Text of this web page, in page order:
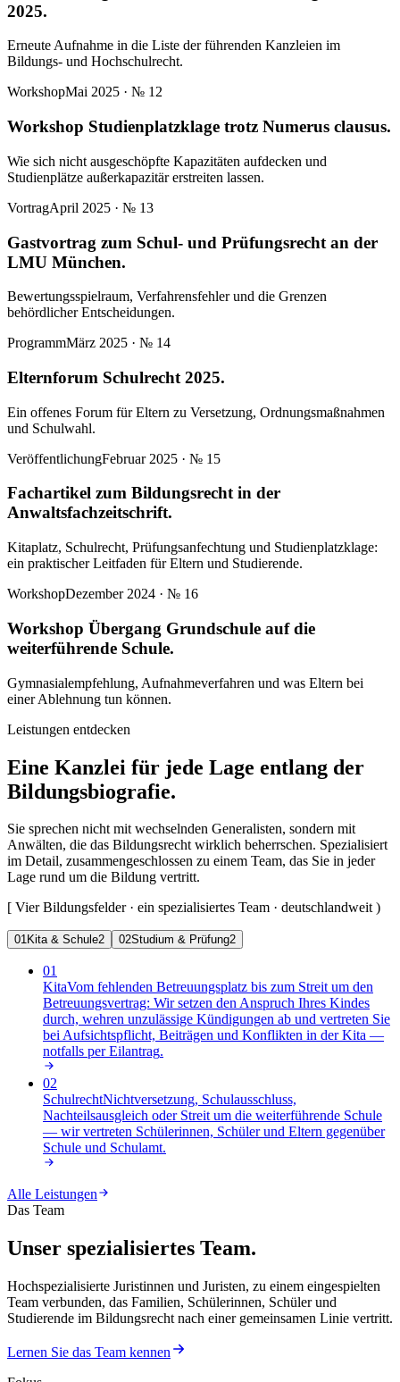
2025.
Erneute Aufnahme in die Liste der führenden Kanzleien im
Bildungs- und Hochschulrecht.
WorkshopMai 2025 · № 12
Workshop Studienplatzklage trotz Numerus clausus.
Wie sich nicht ausgeschöpfte Kapazitäten aufdecken und
Studienplätze außerkapazitär erstreiten lassen.
VortragApril 2025 · № 13
Gastvortrag zum Schul- und Prüfungsrecht an der
LMU München.
Bewertungsspielraum, Verfahrensfehler und die Grenzen
behördlicher Entscheidungen.
ProgrammMärz 2025 · № 14
Elternforum Schulrecht 2025.
Ein offenes Forum für Eltern zu Versetzung, Ordnungsmaßnahmen
und Schulwahl.
VeröffentlichungFebruar 2025 · № 15
Fachartikel zum Bildungsrecht in der
Anwaltsfachzeitschrift.
Kitaplatz, Schulrecht, Prüfungsanfechtung und Studienplatzklage:
ein praktischer Leitfaden für Eltern und Studierende.
WorkshopDezember 2024 · № 16
Workshop Übergang Grundschule auf die
weiterführende Schule.
Gymnasialempfehlung, Aufnahmeverfahren und was Eltern bei
einer Ablehnung tun können.
Leistungen entdecken
Eine Kanzlei für jede Lage entlang der
Bildungsbiografie.
Sie sprechen nicht mit wechselnden Generalisten, sondern mit
Anwälten, die das Bildungsrecht wirklich beherrschen. Spezialisiert
im Detail, zusammengeschlossen zu einem Team, das Sie in jeder
Lage rund um die Bildung vertritt.
[ Vier Bildungsfelder · ein spezialisiertes Team · deutschlandweit)
01Kita & Schule2 02Studium & Prüfung2
01
KitaVom fehlenden Betreuungsplatz bis zum Streit um den
Betreuungsvertrag: Wir setzen den Anspruch Ihres Kindes
durch, wehren unzulässige Kündigungen ab und vertreten Sie
bei Aufsichtspflicht, Beiträgen und Konflikten in der Kita —
notfalls per Eilantrag.
02
SchulrechtNichtversetzung, Schulausschluss,
Nachteilsausgleich oder Streit um die weiterführende Schule
— wir vertreten Schülerinnen, Schüler und Eltern gegenüber
Schule und Schulamt.
Alle Leistungen
Das Team
Unser spezialisiertes Team.
Hochspezialisierte Juristinnen und Juristen, zu einem eingespielten
Team verbunden, das Familien, Schülerinnen, Schüler und
Studierende im Bildungsrecht nach einer gemeinsamen Linie vertritt.
Lernen Sie das Team kennen